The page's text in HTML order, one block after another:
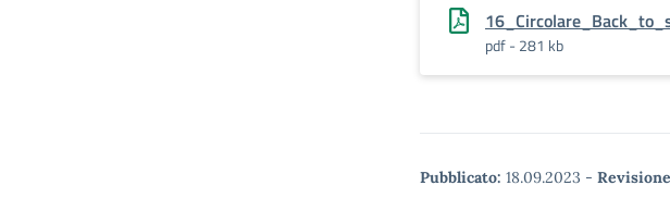
pdf - 281 kb
Pubblicato: 18.09.2023 -